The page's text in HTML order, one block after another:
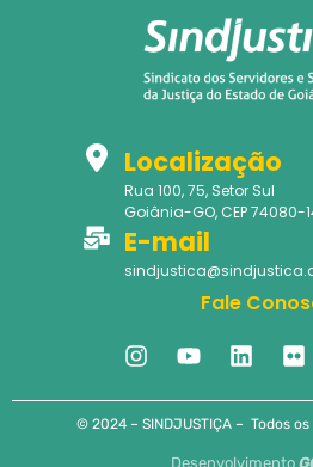
Localização
Rua 100, 75, Setor Sul
Goiânia-GO, CEP 74080-
E-mail
Fale
© 2024 – SINDJUSTIÇA – Todos
Desenvolvimento